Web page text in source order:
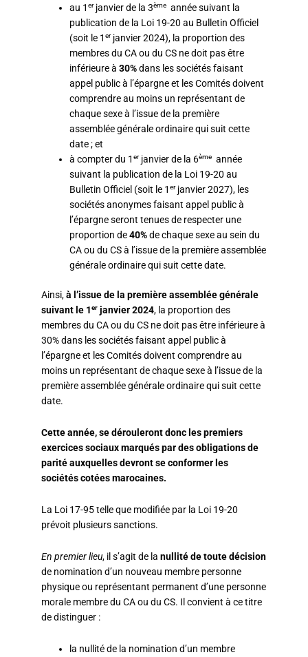
au 1erjanvier de la 3ème année suivant la
publication de la Loi 19-20 au Bulletin Officiel
(soit le 1erjanvier 2024), la proportion des
membres du CA ou du CS ne doit pas être
inférieure à30%dans les sociétés faisant
appel public à l’épargne et les Comités doivent
comprendre au moins un représentant de
chaque sexe à l’issue de la première
assemblée générale ordinaire qui suit cette
date ; et
à compter du 1erjanvier de la 6ème année
suivant la publication de la Loi 19-20 au
Bulletin Officiel (soit le 1erjanvier 2027), les
sociétés anonymes faisant appel public à
l’épargne seront tenues de respecter une
proportion de40%de chaque sexe au sein du
CA ou du CS à l’issue de la première assemblée
générale ordinaire qui suit cette date.
Ainsi,à l’issue de la première assemblée générale
suivant le 1er janvier 2024, la proportion des
membres du CA ou du CS ne doit pas être inférieure à
30% dans les sociétés faisant appel public à
l’épargne et les Comités doivent comprendre au
moins un représentant de chaque sexe à l’issue de la
première assemblée générale ordinaire qui suit cette
date.
Cette année, se dérouleront donc les premiers
exercices sociaux marqués par des obligations de
parité auxquelles devront se conformer les
sociétés cotées marocaines.
La Loi 17-95 telle que modifiée par la Loi 19-20
prévoit plusieurs sanctions.
En premier lieu, il s’agit de la nullité de toute décision
de nomination d’un nouveau membre personne
physique ou représentant permanent d’une personne
morale membre du CA ou du CS. Il convient à ce titre
de distinguer :
la nullité de la nomination d’un membre